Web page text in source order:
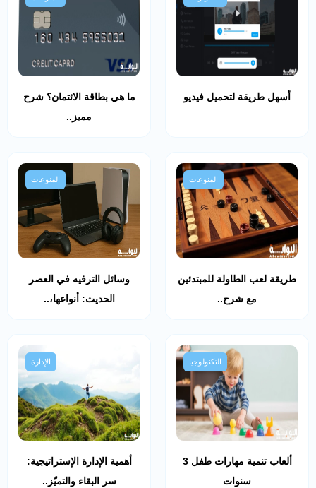
أسهل طريقة لتحميل فيديو
ما هي بطاقة الائتمان؟ شرح
مميز..
المنوعات
طريقة لعب الطاولة للمبتدئين
مع شرح..
المنوعات
وسائل الترفيه في العصر
الحديث: أنواعها،..
التكنولوجيا
ألعاب تنمية مهارات طفل 3
سنوات
الإدارة
أهمية الإدارة الإستراتيجية:
سر البقاء والتميّز..